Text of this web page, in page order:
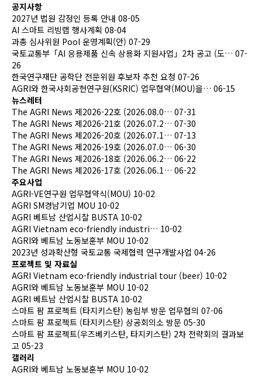
공지사항
2027년 법원 감정인 등록 안내 08-05
AI 스마트 리빙랩 행사계획 08-04
과총 심사위원 Pool 운영계획(안) 07-29
국토교통부「AI 응용제품 신속 상용화 지원사업」2차 공고 (도… 07-
26
한국연구재단 공학단 전문위원 후보자 추천 요청 07-26
AGRI와 한국사회공헌연구원(KSRIC) 업무협약(MOU)을… 06-15
뉴스레터
The AGRI News 제2026-22호 (2026.08.0… 07-31
The AGRI News 제2026-21호 (2026.07.2… 07-30
The AGRI News 제2026-20호 (2026.07.1… 07-13
The AGRI News 제2026-19호 (2026.07.0… 06-30
The AGRI News 제2026-18호 (2026.06.2… 06-22
The AGRI News 제2026-17호 (2026.06.1… 06-22
주요사업
AGRI-VE연구원 업무협약식(MOU) 10-02
AGRI SM경남기업 MOU 10-02
AGRI 베트남 산업시찰 BUSTA 10-02
AGRI Vietnam eco-friendly industri… 10-02
AGRI와 베트남 노동보훈부 MOU 10-02
2023년 성과확산형 국토교통 국제협력 연구개발사업 04-26
프로젝트 및 자료실
AGRI Vietnam eco-friendly industrial tour (beer) 10-02
AGRI와 베트남 노동보훈부 MOU 10-02
AGRI 베트남 산업시찰 BUSTA 10-02
스마트 팜 프로젝트 (타지키스탄) 농림부 방문 업무협의 07-06
스마트 팜 프로젝트 (타지키스탄) 상공회의소 방문 05-30
스마트 팜 프로젝트(우즈베키스탄, 타지키스탄) 2차 전략회의 결과보
고 05-23
갤러리
AGRI와 베트남 노동보훈부 MOU 10-02